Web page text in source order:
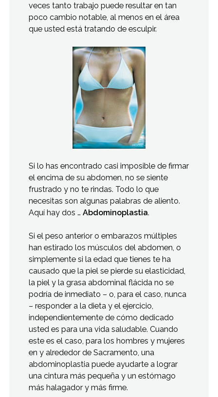
veces tanto trabajo puede resultar en tan
poco cambio notable, al menos en el área
que usted está tratando de esculpir.
Si lo has encontrado casi imposible de firmar
el encima de su abdomen, no se siente
frustrado y no te rindas. Todo lo que
necesitas son algunas palabras de aliento.
Aquí hay dos … Abdominoplastia.
Si el peso anterior o embarazos múltiples
han estirado los músculos del abdomen, o
simplemente si la edad que tienes te ha
causado que la piel se pierde su elasticidad,
la piel y la grasa abdominal flácida no se
podría de inmediato – o, para el caso, nunca
– responder a la dieta y el ejercicio,
independientemente de cómo dedicado
usted es para una vida saludable. Cuando
este es el caso, para los hombres y mujeres
en y alrededor de Sacramento, una
abdominoplastia puede ayudarte a lograr
una cintura más pequeña y un estómago
más halagador y más firme.